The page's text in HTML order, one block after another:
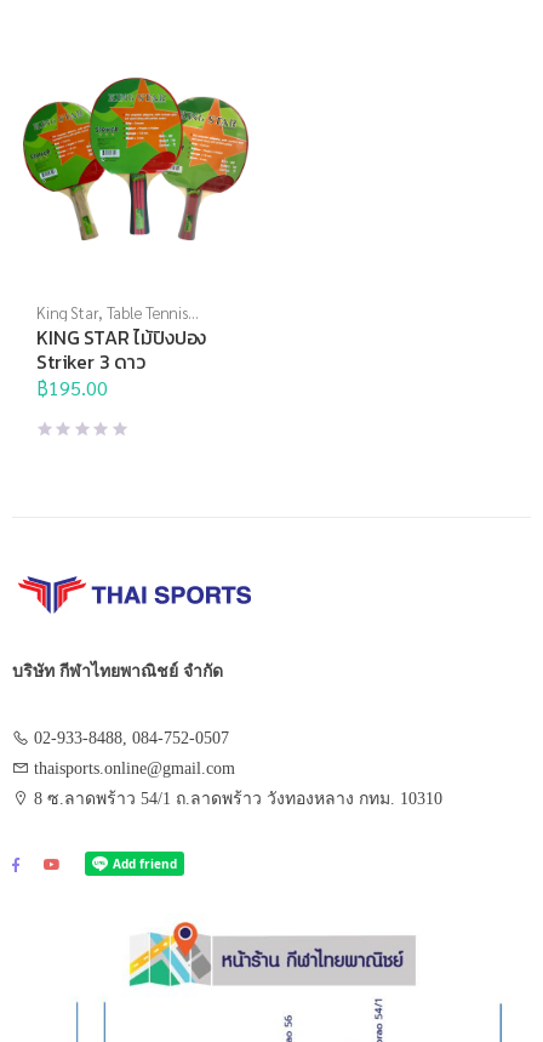
King Star, Table Tennis
Racket ,Thai Sports Brand
ปิงปอง,แร็กเก็ต
KING STAR ไม้ปิงปอง
Striker 3 ดาว
฿195.00
บริษัท กีฬาไทยพาณิชย์ จำกัด
02-933-8488, 084-752-0507
thaisports.online@gmail.com
8 ซ.ลาดพร้าว 54/1 ถ.ลาดพร้าว วังทองหลาง กทม. 10310